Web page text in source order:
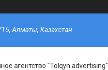
Алматы, Казахстан
агентство "Tolqyn advertising"